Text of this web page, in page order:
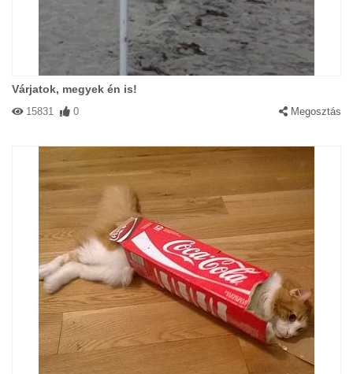
Várjatok, megyek én is!
15831 0 Megosztás